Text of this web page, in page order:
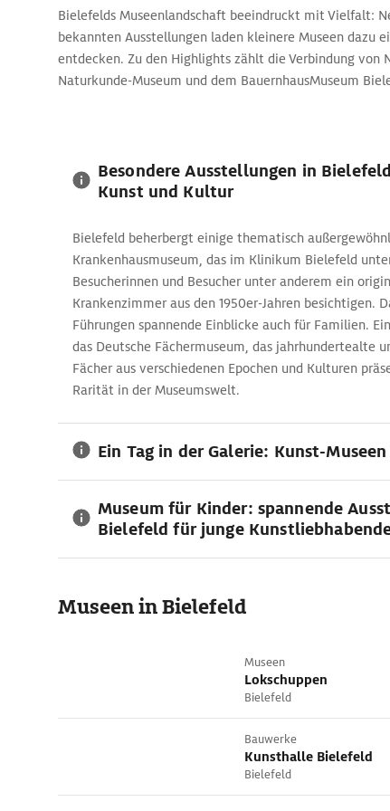
Bielefelds Museenlandschaft beeindruckt mit Vielfalt:
bekannten Ausstellungen laden kleinere Museen dazu
entdecken. Zu den Highlights zählt die Verbindung von
Naturkunde-Museum und dem BauernhausMuseum
Besondere Ausstellungen in
Kunst und Kultur
Bielefeld beherbergt einige thematisch
Krankenhausmuseum, das im Klinikum Bielefeld
Besucherinnen und Besucher unter anderem ein
Krankenzimmer aus den 1950er-Jahren besichtigen.
Führungen spannende Einblicke auch für Familien.
das Deutsche Fächermuseum, das jahrhundertealte
Fächer aus verschiedenen Epochen und Kulturen
Rarität in der Museumswelt.
Ein Tag in der Galerie: Kunst-
Museum für Kinder: spannende
Bielefeld für junge
Museen in Bielefeld
Museen
Lokschuppen
Bielefeld
Bauwerke
Kunsthalle Bielefeld
Bielefeld